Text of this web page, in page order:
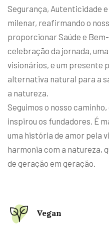
Segurança, Autenticidade
milenar, reafirmando o
proporcionar Saúde e
celebração da jornada,
visionários, e um presente
alternativa natural para a
a natureza.
Seguimos o nosso
inspirou os fundadores. É
uma história de amor pela
harmonia com a natureza,
de geração em geração.
Vegan